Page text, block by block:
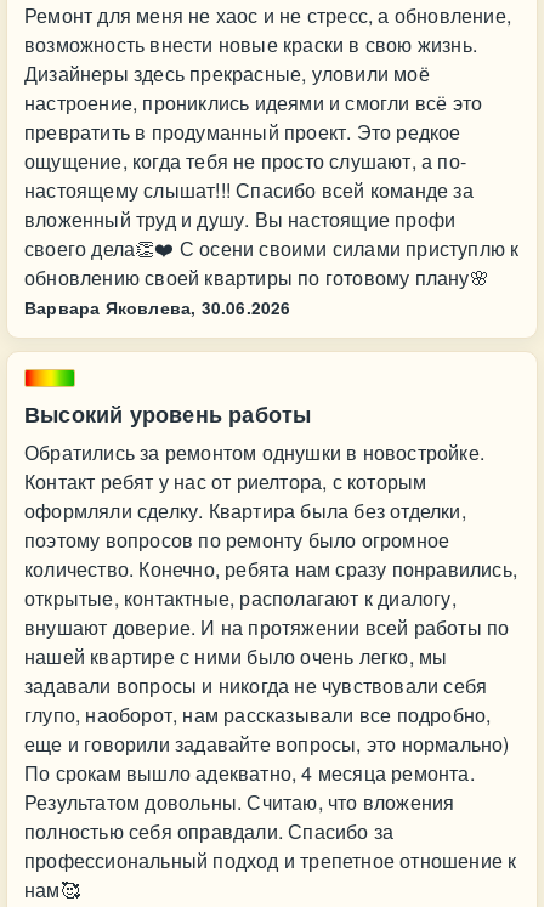
Ремонт для меня не хаос и не стресс, а обновление,
возможность внести новые краски в свою жизнь.
Дизайнеры здесь прекрасные, уловили моё
настроение, прониклись идеями и смогли всё это
превратить в продуманный проект. Это редкое
ощущение, когда тебя не просто слушают, а по-
настоящему слышат!!! Спасибо всей команде за
вложенный труд и душу. Вы настоящие профи
своего дела👏❤️ С осени своими силами приступлю к
обновлению своей квартиры по готовому плану🌸
Варвара Яковлева, 30.06.2026
Высокий уровень работы
Обратились за ремонтом однушки в новостройке.
Контакт ребят у нас от риелтора, с которым
оформляли сделку. Квартира была без отделки,
поэтому вопросов по ремонту было огромное
количество. Конечно, ребята нам сразу понравились,
открытые, контактные, располагают к диалогу,
внушают доверие. И на протяжении всей работы по
нашей квартире с ними было очень легко, мы
задавали вопросы и никогда не чувствовали себя
глупо, наоборот, нам рассказывали все подробно,
еще и говорили задавайте вопросы, это нормально)
По срокам вышло адекватно, 4 месяца ремонта.
Результатом довольны. Считаю, что вложения
полностью себя оправдали. Спасибо за
профессиональный подход и трепетное отношение к
нам🥰